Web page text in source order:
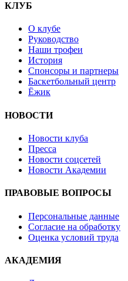
КЛУБ
О клубе
Руководство
Наши трофеи
История
Спонсоры и партнеры
Баскетбольный центр
Ёжик
НОВОСТИ
Новости клуба
Пресса
Новости соцсетей
Новости Академии
ПРАВОВЫЕ ВОПРОСЫ
Персональные данные
Согласие на обработку
Оценка условий труда
АКАДЕМИЯ